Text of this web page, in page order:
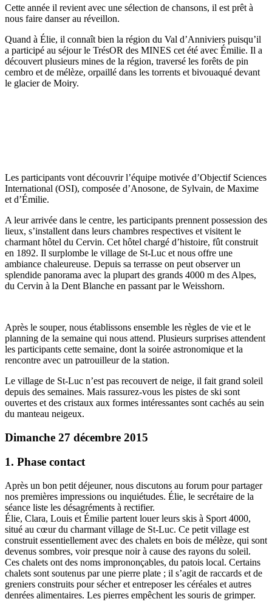
Cette année il revient avec une sélection de chansons, il est prêt à
nous faire danser au réveillon.
Quand à Élie, il connaît bien la région du Val d’Anniviers puisqu’il
a participé au séjour le TrésOR des MINES cet été avec Émilie. Il a
découvert plusieurs mines de la région, traversé les forêts de pin
cembro et de mélèze, orpaillé dans les torrents et bivouaqué devant
le glacier de Moiry.
Les participants vont découvrir l’équipe motivée d’Objectif Sciences
International (OSI), composée d’Anosone, de Sylvain, de Maxime
et d’Émilie.
A leur arrivée dans le centre, les participants prennent possession des
lieux, s’installent dans leurs chambres respectives et visitent le
charmant hôtel du Cervin. Cet hôtel chargé d’histoire, fût construit
en 1892. Il surplombe le village de St-Luc et nous offre une
ambiance chaleureuse. Depuis sa terrasse on peut observer un
splendide panorama avec la plupart des grands 4000 m des Alpes,
du Cervin à la Dent Blanche en passant par le Weisshorn.
Après le souper, nous établissons ensemble les règles de vie et le
planning de la semaine qui nous attend. Plusieurs surprises attendent
les participants cette semaine, dont la soirée astronomique et la
rencontre avec un patrouilleur de la station.
Le village de St-Luc n’est pas recouvert de neige, il fait grand soleil
depuis des semaines. Mais rassurez-vous les pistes de ski sont
ouvertes et des cristaux aux formes intéressantes sont cachés au sein
du manteau neigeux.
Dimanche 27 décembre 2015
1. Phase contact
Après un bon petit déjeuner, nous discutons au forum pour partager
nos premières impressions ou inquiétudes. Élie, le secrétaire de la
séance liste les désagréments à rectifier.
Élie, Clara, Louis et Émilie partent louer leurs skis à Sport 4000,
situé au cœur du charmant village de St-Luc. Ce petit village est
construit essentiellement avec des chalets en bois de mélèze, qui sont
devenus sombres, voir presque noir à cause des rayons du soleil.
Ces chalets ont des noms imprononçables, du patois local. Certains
chalets sont soutenus par une pierre plate ; il s’agit de raccards et de
greniers construits pour sécher et entreposer les céréales et autres
denrées alimentaires. Les pierres empêchent les souris de grimper.